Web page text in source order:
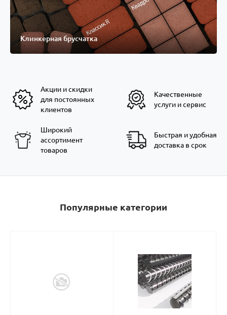
Клинкерная брусчатка
Акции и скидки
для постоянных
клиентов
Качественные
услуги и сервис
Широкий
ассортимент
товаров
Быстрая и удобная
доставка в срок
Популярные категории